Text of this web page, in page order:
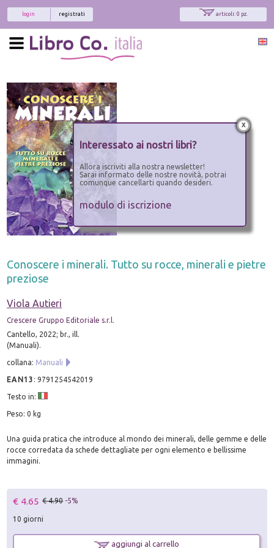
articoli: 0 pz.
registrati
login
Conoscere i minerali. Tutto su rocce, minerali e pietre
preziose
Viola Autieri
Crescere Gruppo Editoriale s.r.l.
Cantello, 2022; br., ill.
(Manuali).
collana: Manuali
EAN13 :9791254542019
Testo in:
Peso: 0 kg
Una guida pratica che introduce al mondo dei minerali, delle gemme e delle
rocce corredata da schede dettagliate per ogni elemento e bellissime
immagini.
€ 4.65 € 4.90 -5%
10 giorni
aggiungi al carrello
x
Interessato ai nostri libri?
Allora iscriviti alla nostra newsletter!
Sarai informato delle nostre novità, potrai
comunque cancellarti quando desideri.
modulo di iscrizione